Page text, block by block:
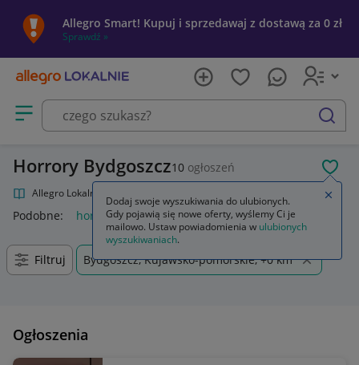
Allegro Smart! Kupuj i sprzedawaj z dostawą za 0 zł
Sprawdź »
Otwórz menu z kategoriami
szukaj
Horrory Bydgoszcz10 ogłoszeń
Allegro Lokalnie
Podobne: horrory horror horrory dvd horrory blu ray
Filtruj Bydgoszcz, Kujawsko-pomorskie, +0 km
Ogłoszenia
Dodaj swoje wyszukiwania do ulubionych.
Gdy pojawią się nowe oferty, wyślemy Ci je
mailowo. Ustaw powiadomienia w ulubionych
wyszukiwaniach.